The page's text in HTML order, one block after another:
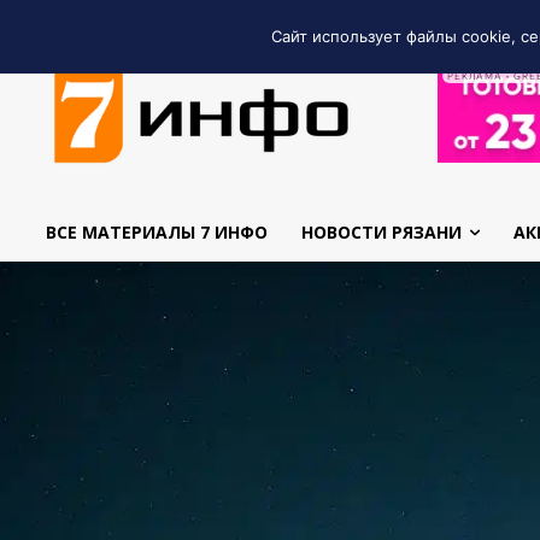
РЕКЛАМА •
ВСЕ МАТЕРИАЛЫ 7 ИНФО НОВОСТИ РЯЗАНИ
Сайт использует файлы cookie,